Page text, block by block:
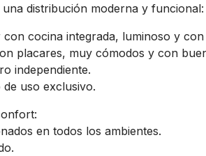
distribución moderna y funcional:
con cocina integrada, luminoso y
placares, muy cómodos y con
independiente.
de uso exclusivo.
en todos los ambientes.